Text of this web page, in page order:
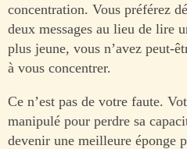
concentration. Vous préférez
deux messages au lieu de lire
plus jeune, vous n’avez peut-
à vous concentrer.
Ce n’est pas de votre faute.
manipulé pour perdre sa
devenir une meilleure éponge